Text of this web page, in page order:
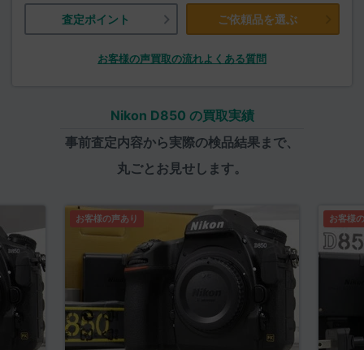
査定ポイント ご依頼品を選ぶ
お客様の声買取の流れよくある質問
Nikon D850 の買取実績
事前査定内容から実際の検品結果まで、
丸ごとお見せします。
お客様の声あり お客様